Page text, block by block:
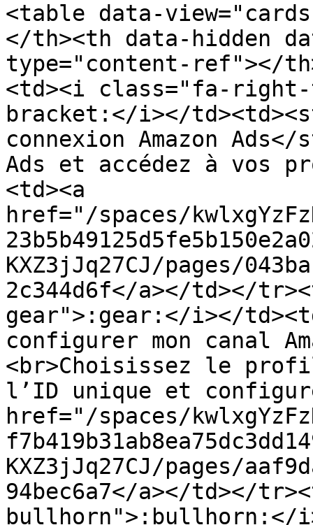
<table data-
</th><th data-hidden
type="content-ref"></
<td><i class="fa-
bracket:</i></
connexion Amazon Ads</
Ads et accédez à vos
<td><a
href="/spaces/
KXZ3jJq27CJ/pages/
2c344d6f</a></td></
gear">:gear:</i></
configurer mon canal
<br>Choisissez le
l’ID unique et
href="/spaces/
KXZ3jJq27CJ/pages/
94bec6a7</a></td></
bullhorn">:bullhorn:</